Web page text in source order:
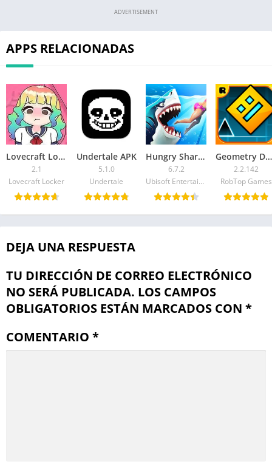
ADVERTISEMENT
APPS RELACIONADAS
Lovecraft Locker APK
2.1
Lovecraft Locker
Undertale APK
5.1.0
Undertale
Hungry Shark World APK
6.7.2
Ubisoft Entertainment
Geometry Dash
2.2.142
RobTop Games
DEJA UNA RESPUESTA
TU DIRECCIÓN DE CORREO ELECTRÓNICO
NO SERÁ PUBLICADA. LOS CAMPOS
OBLIGATORIOS ESTÁN MARCADOS CON *
COMENTARIO *